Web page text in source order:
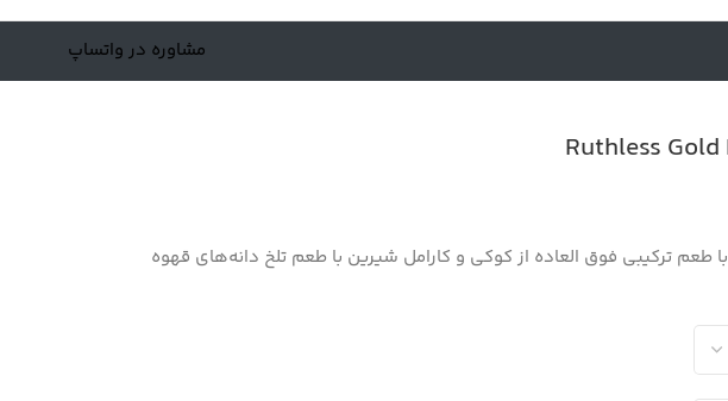
مشاوره در واتساپ
جویس کوکی کارامل راتلس | Ruthless Gold Ejuice با طعم ترکیبی فوق العاده از کوکی و کارامل شیرین با طعم تلخ دانه‌های قهوه